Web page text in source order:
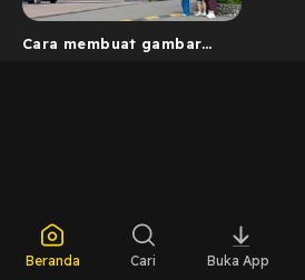
Cara membuat gambar
Beranda Cari Buka App